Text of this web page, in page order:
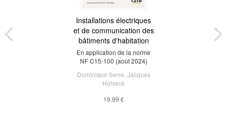
Installations électriques
et de communication des
bâtiments d'habitation
En application de la norme
NF C15-100 (août 2024)
Dominique Serre Jacques
Holveck
19,99 €